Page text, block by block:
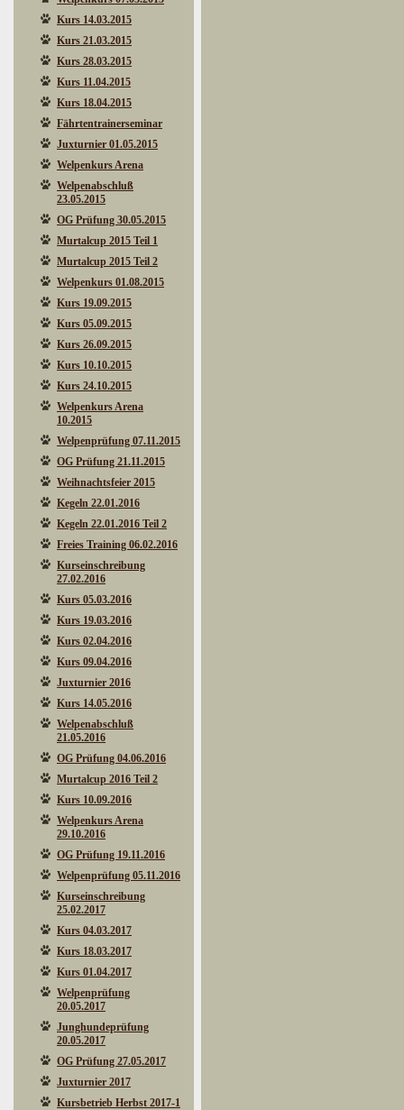
Kurs 14.03.2015
Kurs 21.03.2015
Kurs 28.03.2015
Kurs 11.04.2015
Kurs 18.04.2015
Fährtentrainerseminar
Juxturnier 01.05.2015
Welpenkurs Arena
Welpenabschluß
23.05.2015
OG Prüfung 30.05.2015
Murtalcup 2015 Teil 1
Murtalcup 2015 Teil 2
Welpenkurs 01.08.2015
Kurs 19.09.2015
Kurs 05.09.2015
Kurs 26.09.2015
Kurs 10.10.2015
Kurs 24.10.2015
Welpenkurs Arena
10.2015
Welpenprüfung 07.11.2015
OG Prüfung 21.11.2015
Weihnachtsfeier 2015
Kegeln 22.01.2016
Kegeln 22.01.2016 Teil 2
Freies Training 06.02.2016
Kurseinschreibung
27.02.2016
Kurs 05.03.2016
Kurs 19.03.2016
Kurs 02.04.2016
Kurs 09.04.2016
Juxturnier 2016
Kurs 14.05.2016
Welpenabschluß
21.05.2016
OG Prüfung 04.06.2016
Murtalcup 2016 Teil 2
Kurs 10.09.2016
Welpenkurs Arena
29.10.2016
OG Prüfung 19.11.2016
Welpenprüfung 05.11.2016
Kurseinschreibung
25.02.2017
Kurs 04.03.2017
Kurs 18.03.2017
Kurs 01.04.2017
Welpenprüfung
20.05.2017
Junghundeprüfung
20.05.2017
OG Prüfung 27.05.2017
Juxturnier 2017
Kursbetrieb Herbst 2017-1